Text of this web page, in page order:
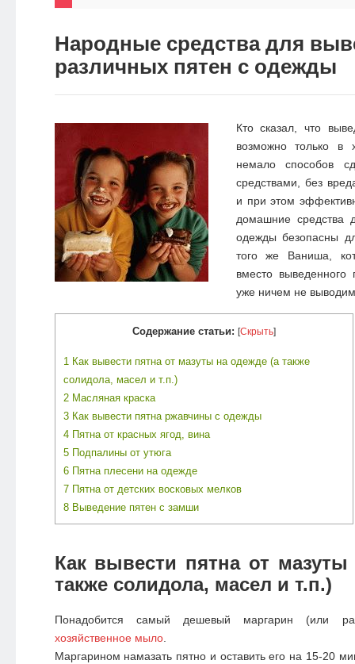
БЛОГ
Народные средства для
различных пятен с одежды
Кто сказал, что
возможно только в
немало способов
средствами, без
и при этом
домашние средства
одежды безопасны
того же Ваниша,
вместо выведенного
уже ничем не
Содержание статьи: [Скрыть]
1 Как вывести пятна от мазуты на одежде (а также
солидола, масел и т.п.)
2Масляная краска
3Как вывести пятна ржавчины с одежды
4Пятна от красных ягод, вина
5Подпалины от утюга
6Пятна плесени на одежде
7Пятна от детских восковых мелков
8Выведение пятен с замши
Как вывести пятна от
также солидола, масел и т.п.)
Понадобится самый дешевый маргарин (или
хозяйственное мыло.
Маргарином намазать пятно и оставить его на 15-20